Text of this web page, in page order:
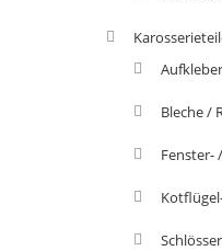
Bleche /
Fenster-